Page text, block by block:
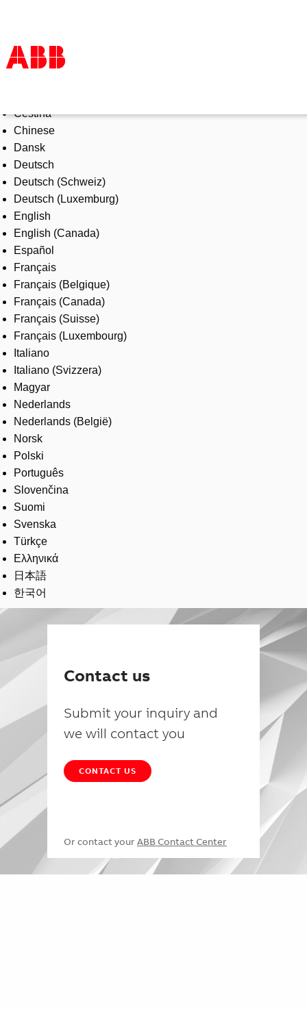
Products & Solutions
Industries
Services
About us
Where to buy
Contact us
Careers
Čeština
Chinese
Dansk
Deutsch
Deutsch (Schweiz)
Deutsch (Luxemburg)
English
English (Canada)
Español
Français
Français (Belgique)
Français (Canada)
Français (Suisse)
Français (Luxembourg)
Italiano
Italiano (Svizzera)
Magyar
Nederlands
Nederlands (België)
Norsk
Polski
Português
Slovenčina
Suomi
Svenska
Türkçe
Ελληνικά
日本語
한국어
Contact us
Submit your inquiry and
we will contact you
CONTACT US
Or contact your ABB Contact Center